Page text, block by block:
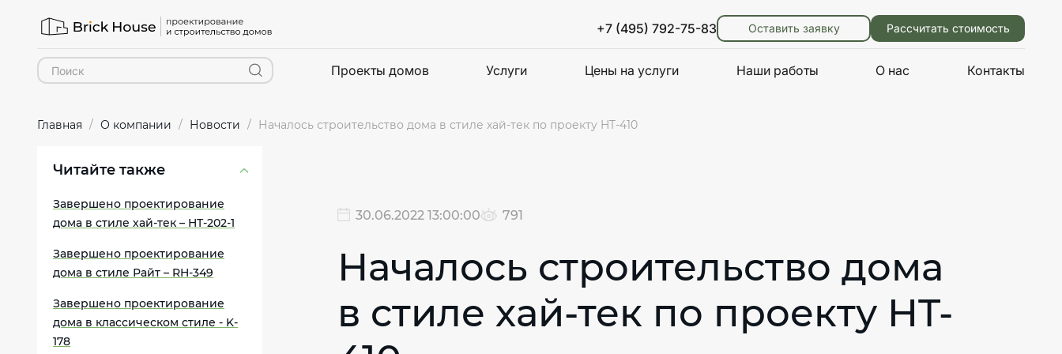
+7 (495) 792-75-83 Оставить заявку Рассчитать стоимость
Проекты домов Услуги Цены на услуги Наши работы О нас Контакты
Главная О компании Новости Началось строительство дома в стиле хай-тек по проекту HT-410
Читайте также
Завершено проектирование
дома в стиле хай-тек – HT-202-1
Завершено проектирование
дома в стиле Райт – RH-349
Завершено проектирование
дома в классическом стиле - K-
178
30.06.2022 13:00:00 791
Началось строительство дома
в стиле хай-тек по проекту HT-